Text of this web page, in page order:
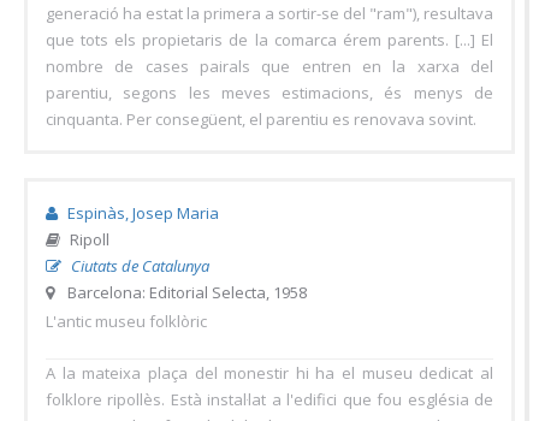
generació ha estat la primera a sortir-se del "ram"), resultava
que tots els propietaris de la comarca érem parents. [...] El
nombre de cases pairals que entren en la xarxa del
parentiu, segons les meves estimacions, és menys de
cinquanta. Per consegüent, el parentiu es renovava sovint.
Espinàs, Josep Maria
Ripoll
Ciutats de Catalunya
Barcelona: Editorial Selecta, 1958
L'antic museu folklòric
A la mateixa plaça del monestir hi ha el museu dedicat al
folklore ripollès. Està instal·lat a l'edifici que fou església de